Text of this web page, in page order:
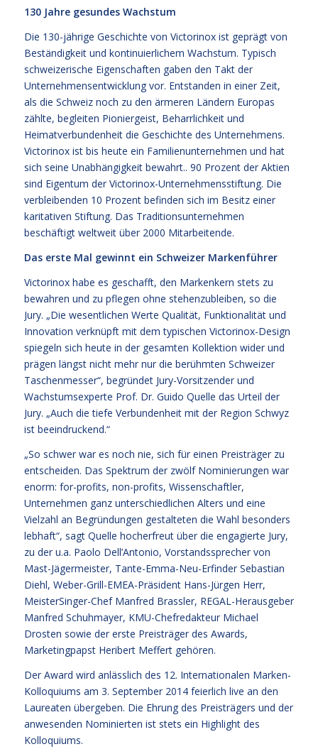
130 Jahre gesundes Wachstum
Die 130-jährige Geschichte von Victorinox ist geprägt von
Beständigkeit und kontinuierlichem Wachstum. Typisch
schweizerische Eigenschaften gaben den Takt der
Unternehmensentwicklung vor. Entstanden in einer Zeit,
als die Schweiz noch zu den ärmeren Ländern Europas
zählte, begleiten Pioniergeist, Beharrlichkeit und
Heimatverbundenheit die Geschichte des Unternehmens.
Victorinox ist bis heute ein Familienunternehmen und hat
sich seine Unabhängigkeit bewahrt.. 90 Prozent der Aktien
sind Eigentum der Victorinox-Unternehmensstiftung. Die
verbleibenden 10 Prozent befinden sich im Besitz einer
karitativen Stiftung. Das Traditionsunternehmen
beschäftigt weltweit über 2000 Mitarbeitende.
Das erste Mal gewinnt ein Schweizer Markenführer
Victorinox habe es geschafft, den Markenkern stets zu
bewahren und zu pflegen ohne stehenzubleiben, so die
Jury. „Die wesentlichen Werte Qualität, Funktionalität und
Innovation verknüpft mit dem typischen Victorinox-Design
spiegeln sich heute in der gesamten Kollektion wider und
prägen längst nicht mehr nur die berühmten Schweizer
Taschenmesser“, begründet Jury-Vorsitzender und
Wachstumsexperte Prof. Dr. Guido Quelle das Urteil der
Jury. „Auch die tiefe Verbundenheit mit der Region Schwyz
ist beeindruckend.“
„So schwer war es noch nie, sich für einen Preisträger zu
entscheiden. Das Spektrum der zwölf Nominierungen war
enorm: for-profits, non-profits, Wissenschaftler,
Unternehmen ganz unterschiedlichen Alters und eine
Vielzahl an Begründungen gestalteten die Wahl besonders
lebhaft“, sagt Quelle hocherfreut über die engagierte Jury,
zu der u.a. Paolo Dell’Antonio, Vorstandssprecher von
Mast-Jägermeister, Tante-Emma-Neu-Erfinder Sebastian
Diehl, Weber-Grill-EMEA-Präsident Hans-Jürgen Herr,
MeisterSinger-Chef Manfred Brassler, REGAL-Herausgeber
Manfred Schuhmayer, KMU-Chefredakteur Michael
Drosten sowie der erste Preisträger des Awards,
Marketingpapst Heribert Meffert gehören.
Der Award wird anlässlich des 12. Internationalen Marken-
Kolloquiums am 3. September 2014 feierlich live an den
Laureaten übergeben. Die Ehrung des Preisträgers und der
anwesenden Nominierten ist stets ein Highlight des
Kolloquiums.